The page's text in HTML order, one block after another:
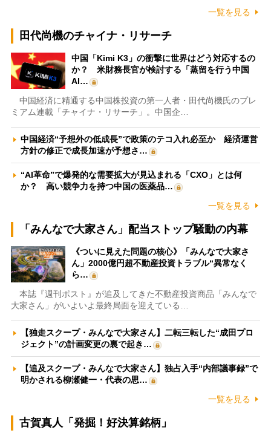
一覧を見る
田代尚機のチャイナ・リサーチ
中国「Kimi K3」の衝撃に世界はどう対応するの
か？ 米財務長官が検討する「蒸留を行う中国
AI…
中国経済に精通する中国株投資の第一人者・田代尚機氏のプレ
ミアム連載「チャイナ・リサーチ」。中国企…
中国経済“予想外の低成長”で政策のテコ入れ必至か 経済運営
方針の修正で成長加速が予想さ…
“AI革命”で爆発的な需要拡大が見込まれる「CXO」とは何
か？ 高い競争力を持つ中国の医薬品…
一覧を見る
「みんなで大家さん」配当ストップ騒動の内幕
《ついに見えた問題の核心》「みんなで大家さ
ん」2000億円超不動産投資トラブル“異常なく
ら…
本誌『週刊ポスト』が追及してきた不動産投資商品「みんなで
大家さん」がいよいよ最終局面を迎えている…
【独走スクープ・みんなで大家さん】二転三転した“成田プロ
ジェクト”の計画変更の裏で起き…
【追及スクープ・みんなで大家さん】独占入手“内部議事録”で
明かされる柳瀬健一・代表の思…
一覧を見る
古賀真人「発掘！好決算銘柄」